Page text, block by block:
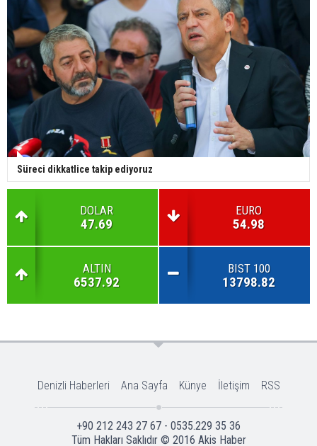
Süreci dikkatlice takip ediyoruz
DOLAR
47.69
EURO
54.98
ALTIN
6537.92
BIST 100
13798.82
Denizli Haberleri Ana Sayfa Künye İletişim RSS
+90 212 243 27 67 - 0535.229 35 36
Tüm Hakları Saklıdır © 2016 Akis Haber